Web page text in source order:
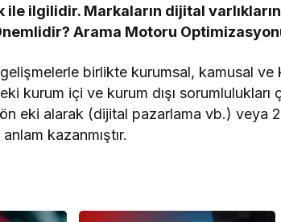
ilgilidir. Markaların dijital
Arama Motoru Optimizasyonu
birlikte kurumsal, kamusal ve
kurum içi ve kurum dışı
eki alarak (dijital pazarlama vb.) veya
kazanmıştır.